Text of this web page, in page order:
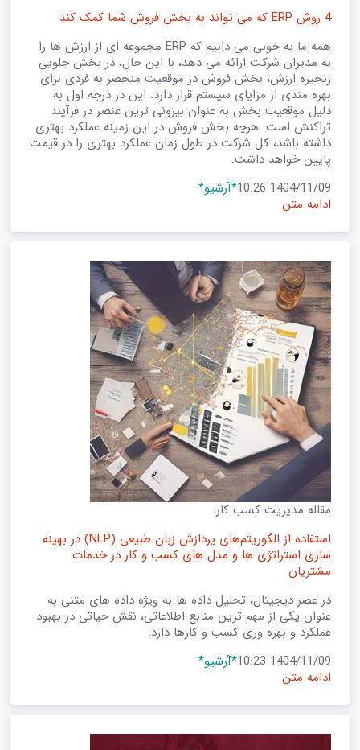
4 روش ERP که می تواند به بخش فروش شما کمک کند
همه ما به خوبی می دانیم که ERP مجموعه ای از ارزش ها را
به مدیران شرکت ارائه می دهد، با این حال، در بخش جلویی
زنجیره ارزش، بخش فروش در موقعیت منحصر به فردی برای
بهره مندی از مزایای سیستم قرار دارد. این در درجه اول به
دلیل موقعیت بخش به عنوان بیرونی ترین عنصر در فرآیند
تراکنش است. هرچه بخش فروش در این زمینه عملکرد بهتری
داشته باشد، کل شرکت در طول زمان عملکرد بهتری را در قیمت
پایین خواهد داشت.
1404/11/09 10:26
*آرشیو*
ادامه متن
مقاله مدیریت کسب کار
استفاده از الگوریتم‌های پردازش زبان طبیعی (NLP) در بهینه
‌سازی استراتژی ‌ها و مدل ‌های کسب و کار در خدمات
مشتریان
در عصر دیجیتال، تحلیل داده ها به ویژه داده های متنی به
عنوان یکی از مهم ترین منابع اطلاعاتی، نقش حیاتی در بهبود
عملکرد و بهره وری کسب و کارها دارد.
1404/11/09 10:23
*آرشیو*
ادامه متن